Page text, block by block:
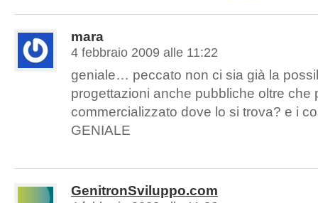
mara
4 febbraio 2009 alle 11:22
geniale… peccato non ci sia già la
progettazioni anche pubbliche oltre che
commercializzato dove lo si trova? e i
GENIALE
GenitronSviluppo.com